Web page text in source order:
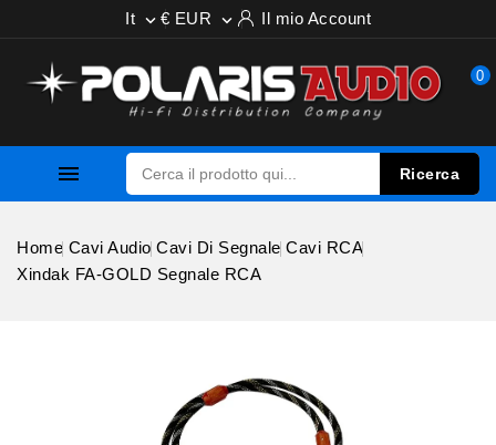
It  € EUR  Il mio Account
0
 Ricerca
Home Cavi Audio Cavi Di Segnale Cavi RCA
Xindak FA-GOLD Segnale RCA